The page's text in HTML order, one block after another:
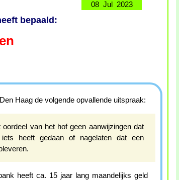
08 Jul 2023
bepaald:
Haag de volgende opvallende uitspraak:
van het hof geen aanwijzingen dat
iets heeft gedaan of nagelaten dat een
heeft ca. 15 jaar lang maandelijks geld